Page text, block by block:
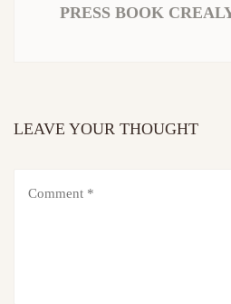
LEAVE YOUR THOUGHT